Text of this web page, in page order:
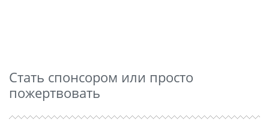
Стать спонсором или просто
пожертвовать